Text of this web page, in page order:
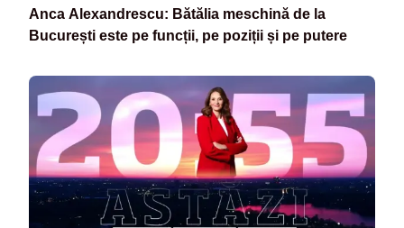
Anca Alexandrescu: Bătălia meschină de la
București este pe funcții, pe poziții și pe putere